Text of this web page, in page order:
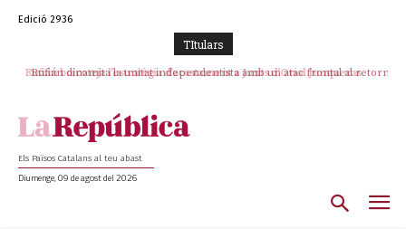
Edició 2936
TItulars
Rufián dinamita la unitat independentista amb un atac frontal al retorn
Els Països Catalans al teu abast
Diumenge, 09 de agost del 2026